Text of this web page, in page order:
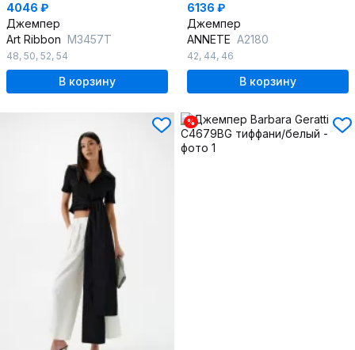
4046 ₽
Джемпер
Art Ribbon M3457T
48, 50, 52, 54
В корзину
6136 ₽
Джемпер
ANNETE A2180
42, 44, 46
В корзину
%